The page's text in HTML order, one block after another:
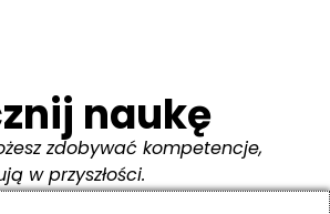
naukę
zdobywać kompetencje,
w przyszłości.